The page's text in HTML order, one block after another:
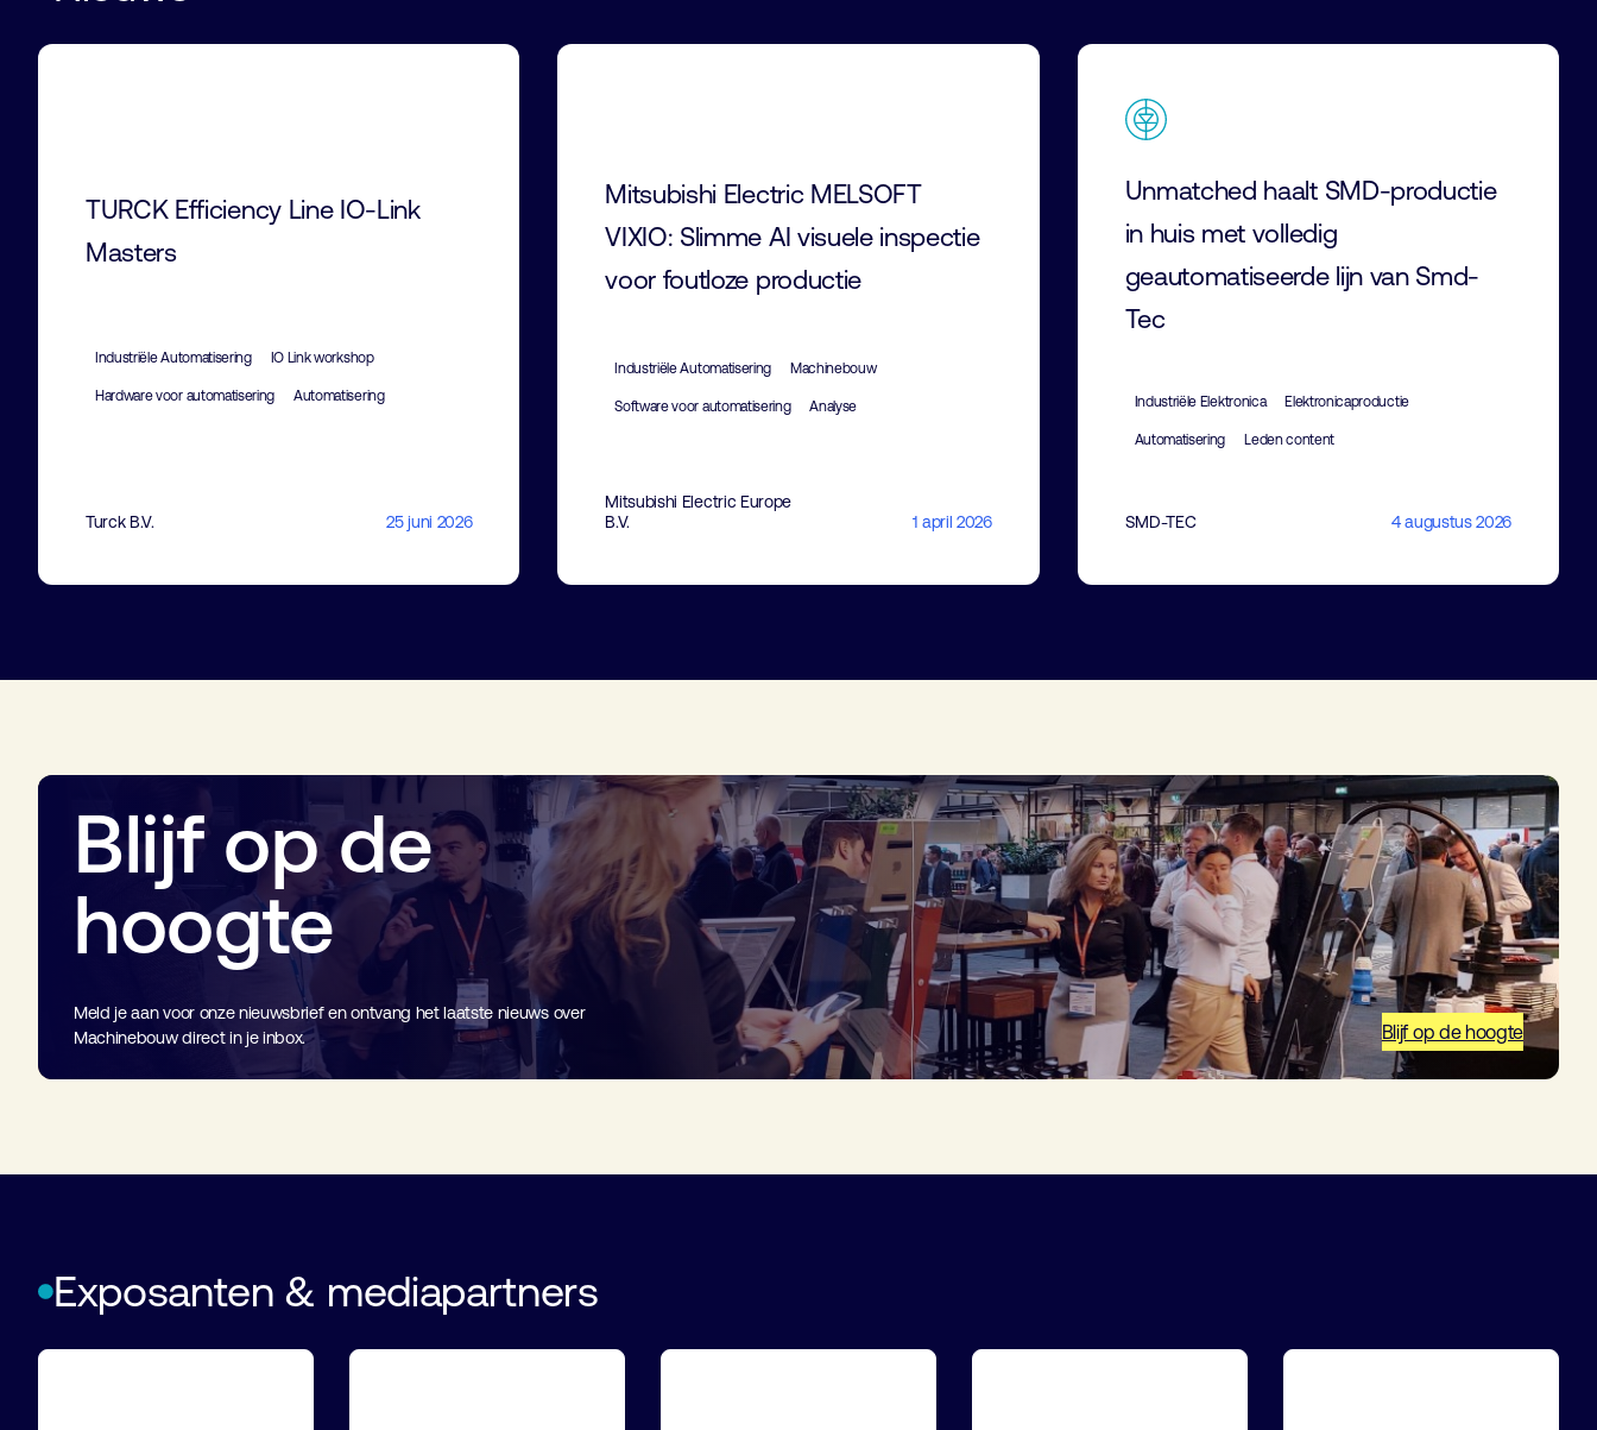
TURCK Efficiency Line IO-Link
Masters
Industriële Automatisering IO Link workshop
Hardware voor automatisering Automatisering
Turck B.V. 25 juni 2026
Mitsubishi Electric MELSOFT
VIXIO: Slimme AI visuele inspectie
voor foutloze productie
Industriële Automatisering Machinebouw
Software voor automatisering Analyse
Mitsubishi Electric Europe
B.V.
1 april 2026
Unmatched haalt SMD-productie
in huis met volledig
geautomatiseerde lijn van Smd-
Tec
Industriële Elektronica Elektronicaproductie
Automatisering Leden content
SMD-TEC 4 augustus 2026
Blijf op de
hoogte
Meld je aan voor onze nieuwsbrief en ontvang het laatste nieuws over
Machinebouw direct in je inbox.
Blijf op de hoogte
Exposanten & mediapartners